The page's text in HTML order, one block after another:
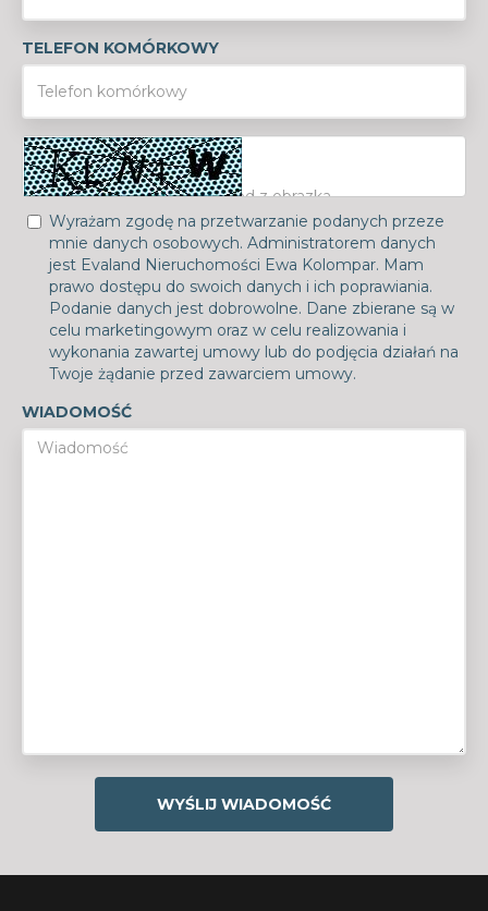
TELEFON KOMÓRKOWY
Wyrażam zgodę na przetwarzanie podanych przeze
mnie danych osobowych. Administratorem danych
jest Evaland Nieruchomości Ewa Kolompar. Mam
prawo dostępu do swoich danych i ich poprawiania.
Podanie danych jest dobrowolne. Dane zbierane są w
celu marketingowym oraz w celu realizowania i
wykonania zawartej umowy lub do podjęcia działań na
Twoje żądanie przed zawarciem umowy.
WIADOMOŚĆ